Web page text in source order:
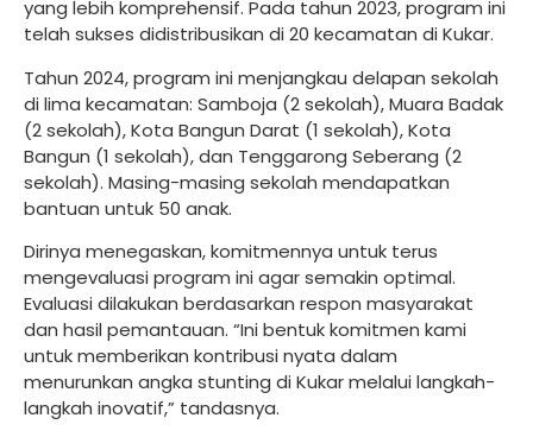
yang lebih komprehensif. Pada tahun 2023, program ini
telah sukses didistribusikan di 20 kecamatan di Kukar.
Tahun 2024, program ini menjangkau delapan sekolah
di lima kecamatan: Samboja (2 sekolah), Muara Badak
(2 sekolah), Kota Bangun Darat (1 sekolah), Kota
Bangun (1 sekolah), dan Tenggarong Seberang (2
sekolah). Masing-masing sekolah mendapatkan
bantuan untuk 50 anak.
Dirinya menegaskan, komitmennya untuk terus
mengevaluasi program ini agar semakin optimal.
Evaluasi dilakukan berdasarkan respon masyarakat
dan hasil pemantauan. “Ini bentuk komitmen kami
untuk memberikan kontribusi nyata dalam
menurunkan angka stunting di Kukar melalui langkah-
langkah inovatif,” tandasnya.